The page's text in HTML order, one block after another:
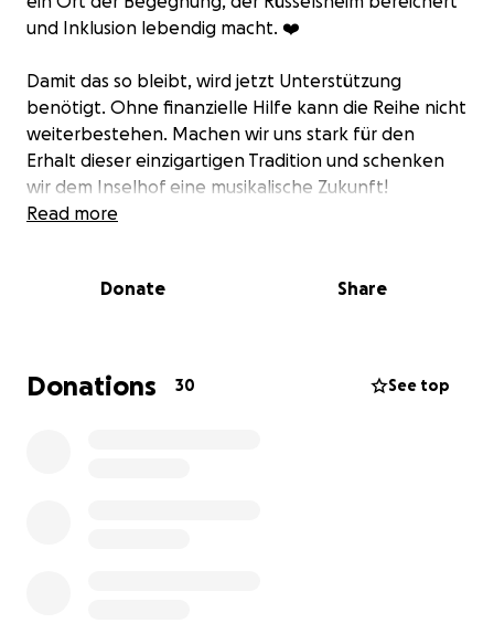
und Inklusion lebendig macht. ❤️
Damit das so bleibt, wird jetzt Unterstützung
benötigt. Ohne finanzielle Hilfe kann die Reihe nicht
weiterbestehen. Machen wir uns stark für den
Erhalt dieser einzigartigen Tradition und schenken
wir dem Inselhof eine musikalische Zukunft!
des Inselhofs zu finanzieren.
gesammelten Gelder werden nachweislich an den
Förderverein Wohnstätte Inselhof e.V. übergeben.
Read more
Donate Share
Donations 30 See top